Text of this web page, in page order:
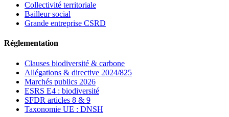
Collectivité territoriale
Bailleur social
Grande entreprise CSRD
Réglementation
Clauses biodiversité & carbone
Allégations & directive 2024/825
Marchés publics 2026
ESRS E4 : biodiversité
SFDR articles 8 & 9
Taxonomie UE : DNSH